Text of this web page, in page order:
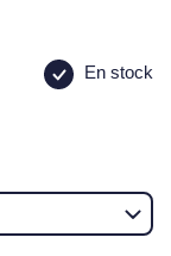
En stock